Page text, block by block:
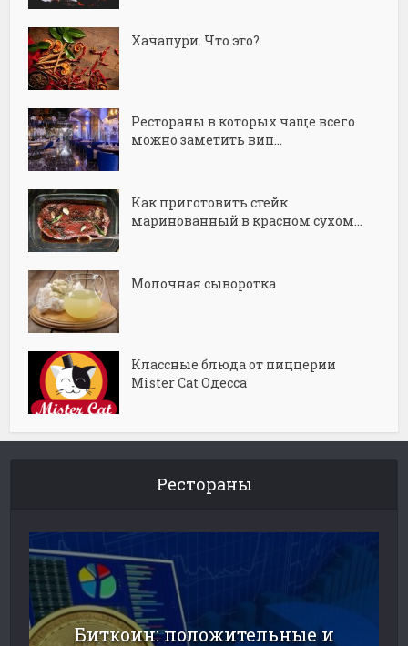
Хачапури. Что это?
Рестораны в которых чаще всего
можно заметить вип...
Как приготовить стейк
маринованный в красном сухом...
Молочная сыворотка
Классные блюда от пиццерии
Mister Cat Одесса
Рестораны
Биткоин: положительные и